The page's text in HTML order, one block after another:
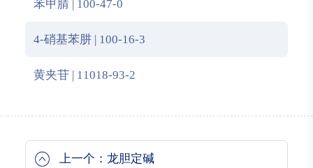
苯甲腈 | 100-47-0
4-硝基苯肼 | 100-16-3
黄夹苷 | 11018-93-2
上一个：龙胆定碱